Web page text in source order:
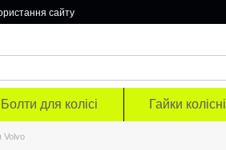
сайту
Болти для колісі Гайки колісні
Volvo